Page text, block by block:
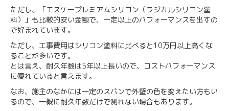
ただし、「エスケープレミアムシリコン（ラジカルシリコン塗
料）」も比較的安い金額で、一定以上のパフォーマンスを出すの
で好まれています。
ただし、工事費用はシリコン塗料に比べると10万円以上高くな
ることが多いです。
とは言え、耐久年数は5年以上長いので、コストパフォーマンス
に優れていると言えます。
なお、施主のなかには一定のスパンで外壁の色を変えたい方もい
るので、一概に耐久年数だけで測れない場合もあります。